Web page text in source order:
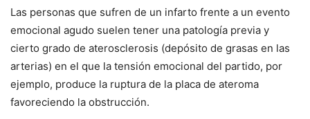
Las personas que sufren de un infarto frente a un evento
emocional agudo suelen tener una patología previa y
cierto grado de aterosclerosis (depósito de grasas en las
arterias) en el que la tensión emocional del partido, por
ejemplo, produce la ruptura de la placa de ateroma
favoreciendo la obstrucción.